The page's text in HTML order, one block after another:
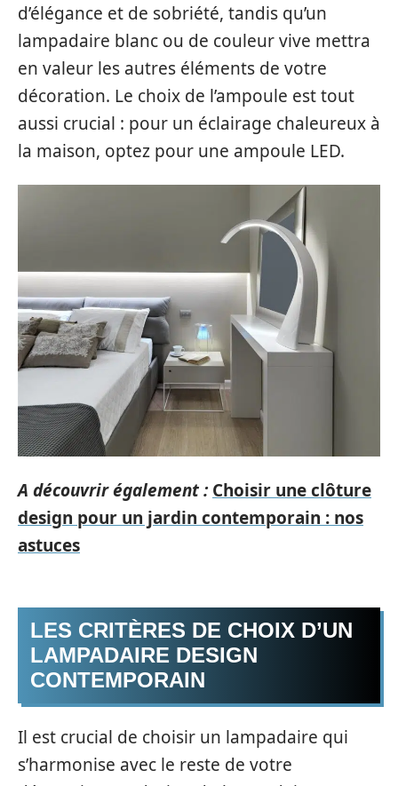
d’élégance et de sobriété, tandis qu’un
lampadaire blanc ou de couleur vive mettra
en valeur les autres éléments de votre
décoration. Le choix de l’ampoule est tout
aussi crucial : pour un éclairage chaleureux à
la maison, optez pour une ampoule LED.
A découvrir également : Choisir une clôture
design pour un jardin contemporain : nos
astuces
LES CRITÈRES DE CHOIX D’UN
LAMPADAIRE DESIGN
CONTEMPORAIN
Il est crucial de choisir un lampadaire qui
s’harmonise avec le reste de votre